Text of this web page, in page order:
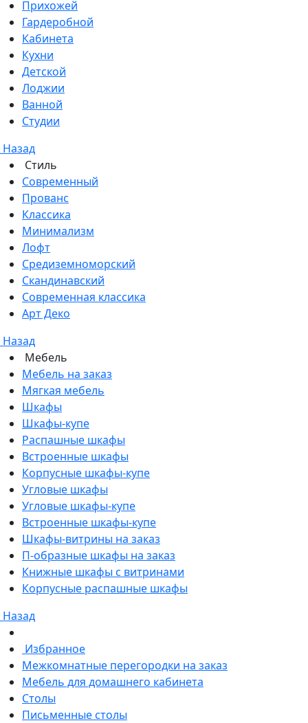
Прихожей
Гардеробной
Кабинета
Кухни
Детской
Лоджии
Ванной
Студии
Назад
Стиль
Современный
Прованс
Классика
Минимализм
Лофт
Средиземноморский
Скандинавский
Современная классика
Арт Деко
Назад
Мебель
Мебель на заказ
Мягкая мебель
Шкафы
Шкафы-купе
Распашные шкафы
Встроенные шкафы
Корпусные шкафы-купе
Угловые шкафы
Угловые шкафы-купе
Встроенные шкафы-купе
Шкафы-витрины на заказ
П-образные шкафы на заказ
Книжные шкафы с витринами
Корпусные распашные шкафы
Назад
Избранное
Межкомнатные перегородки на заказ
Мебель для домашнего кабинета
Столы
Письменные столы